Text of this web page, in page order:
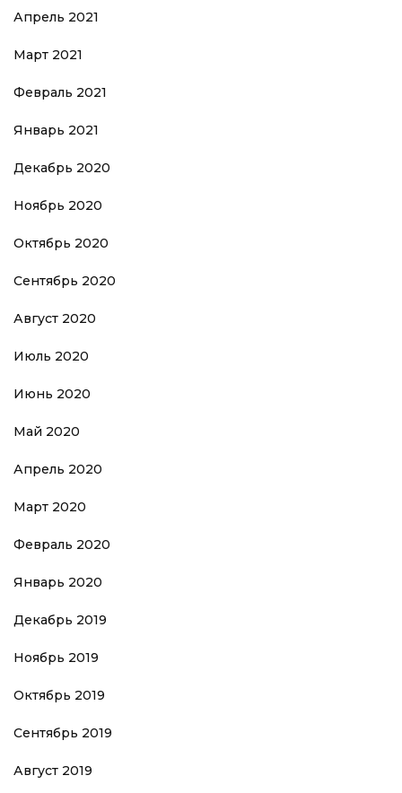
Апрель 2021
Март 2021
Февраль 2021
Январь 2021
Декабрь 2020
Ноябрь 2020
Октябрь 2020
Сентябрь 2020
Август 2020
Июль 2020
Июнь 2020
Май 2020
Апрель 2020
Март 2020
Февраль 2020
Январь 2020
Декабрь 2019
Ноябрь 2019
Октябрь 2019
Сентябрь 2019
Август 2019